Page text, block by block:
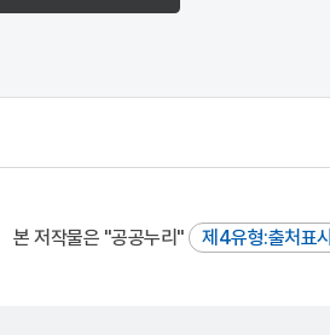
본 저작물은 "공공누리" 제4유형:출처표